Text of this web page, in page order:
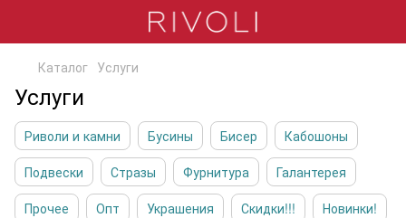
Каталог Услуги
Услуги
Риволи и камни Бусины Бисер
Кабошоны
Подвески
Стразы Фурнитура
Галантерея
Прочее
Опт Украшения Скидки!!! Новинки!